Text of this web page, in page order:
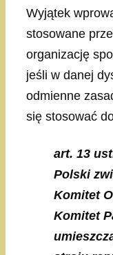
Wyjątek
stosowane
organizację
jeśli w danej
odmienne
się stosować
art. 13
Polski
Komitet
Komitet